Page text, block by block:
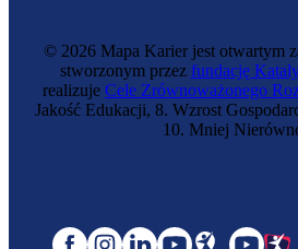
© 2026 Mapa Karier jest otwartym
stworzonym przez fundację
realizuje Cele Zrównoważonego
Jakość Edukacji, 8. Wzrost
10. Mniej